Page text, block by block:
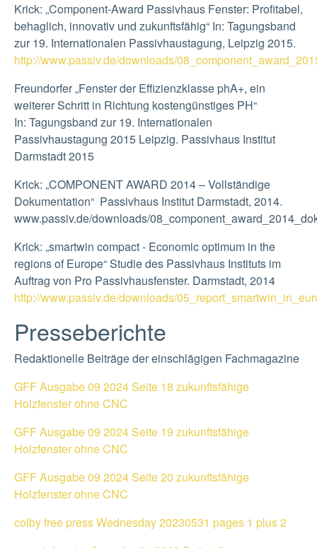
Krick: „Component-Award Passivhaus Fenster: Profitabel,
behaglich, innovativ und zukunftsfähig“ In: Tagungsband
zur 19. Internationalen Passivhaustagung, Leipzig 2015.
http://www.passiv.de/downloads/
Freundorfer „Fenster der Effizienzklasse phA+, ein
weiterer Schritt in Richtung kostengünstiges PH“
In: Tagungsband zur 19. Internationalen
Passivhaustagung 2015 Leipzig. Passivhaus Institut
Darmstadt 2015
Krick: „COMPONENT AWARD 2014 – Vollständige
Dokumentation“ Passivhaus Institut Darmstadt, 2014.
www.passiv.de/downloads/
Krick: „smartwin compact - Economic optimum in the
regions of Europe“ Studie des Passivhaus Instituts im
Auftrag von Pro Passivhausfenster. Darmstadt, 2014
http://www.passiv.de/downloads/
Presseberichte
Redaktionelle Beiträge der einschlägigen Fachmagazine
GFF Ausgabe 09 2024 Seite 18 zukunftsfähige
Holzfenster ohne CNC
GFF Ausgabe 09 2024 Seite 19 zukunftsfähige
Holzfenster ohne CNC
GFF Ausgabe 09 2024 Seite 20 zukunftsfähige
Holzfenster ohne CNC
colby free press Wednesday 20230531 pages 1 plus 2